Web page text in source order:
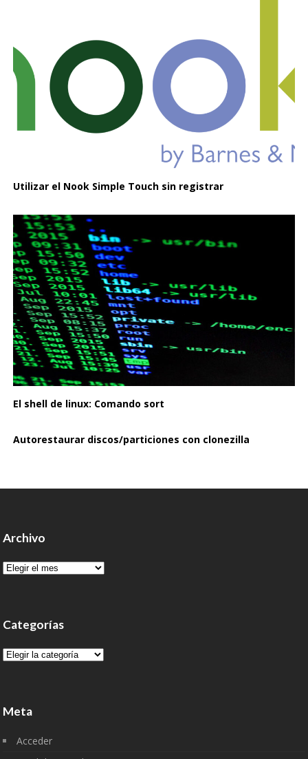
Utilizar el Nook Simple Touch sin registrar
El shell de linux: Comando sort
Autorestaurar discos/particiones con clonezilla
Archivo
Archivo
Categorías
Categorías
Meta
Acceder